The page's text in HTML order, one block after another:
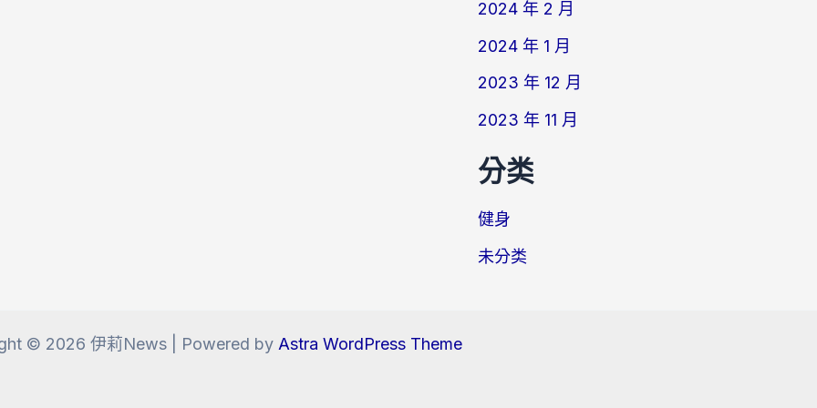
2024 年 2 月
2024 年 1 月
2023 年 12 月
2023 年 11 月
分类
健身
未分类
© 2026 伊莉News | Powered by Astra WordPress Theme